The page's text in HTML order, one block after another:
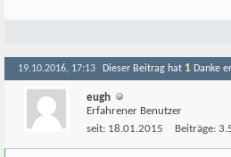
19.10.2016, 17:13 Dieser Beitrag hat 1 Danke
eugh
Erfahrener Benutzer
seit: 18.01.2015 Beiträge: